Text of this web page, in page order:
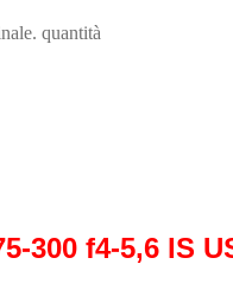
quantità
300 f4-5,6 IS